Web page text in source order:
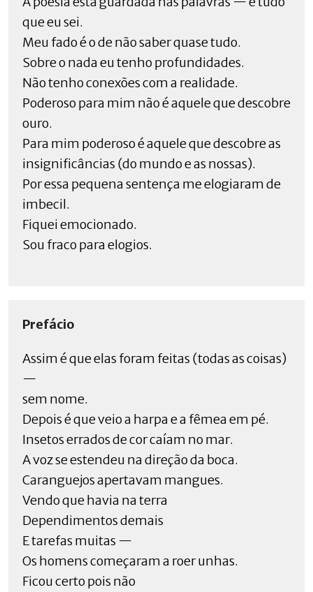
que eu sei.
Meu fado é o de não saber quase tudo.
Sobre o nada eu tenho profundidades.
Não tenho conexões com a realidade.
Poderoso para mim não é aquele que descobre
ouro.
Para mim poderoso é aquele que descobre as
insignificâncias (do mundo e as nossas).
Por essa pequena sentença me elogiaram de
imbecil.
Fiquei emocionado.
Sou fraco para elogios.
Prefácio
Assim é que elas foram feitas (todas as coisas)
—
sem nome.
Depois é que veio a harpa e a fêmea em pé.
Insetos errados de cor caíam no mar.
A voz se estendeu na direção da boca.
Caranguejos apertavam mangues.
Vendo que havia na terra
Dependimentos demais
E tarefas muitas —
Os homens começaram a roer unhas.
Ficou certo pois não